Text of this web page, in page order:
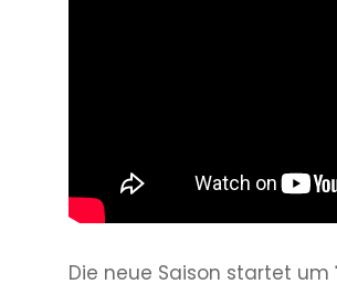
Die neue Saison startet um